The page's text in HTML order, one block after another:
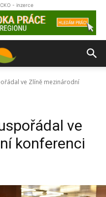
- inzerce
ve Zlíně mezinárodní
ve
konferenci